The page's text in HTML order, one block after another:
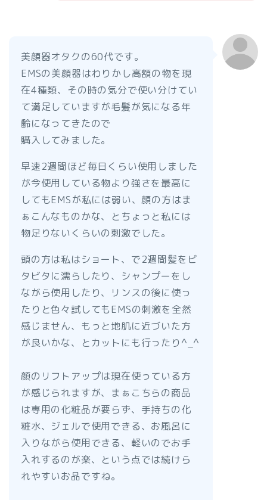
美顔器オタクの60代です。
EMSの美顔器はわりかし高額の物を現
在4種類、その時の気分で使い分けてい
て満足していますが毛髪が気になる年
齢になってきたので
購入してみました。
早速2週間ほど毎日くらい使用しました
が今使用している物より強さを最高に
してもEMSが私には弱い、顔の方はま
ぁこんなものかな、とちょっと私には
物足りないくらいの刺激でした。
頭の方は私はショート、で2週間髪をビ
タビタに濡らしたり、シャンプーをし
ながら使用したり、リンスの後に使っ
たりと色々試してもEMSの刺激を全然
感じません、もっと地肌に近づいた方
が良いかな、とカットにも行ったり^_^
顔のリフトアップは現在使っている方
が感じられますが、まぁこちらの商品
は専用の化粧品が要らず、手持ちの化
粧水、ジェルで使用できる、お風呂に
入りながら使用できる、軽いのでお手
入れするのが楽、という点では続けら
れやすいお品ですね。